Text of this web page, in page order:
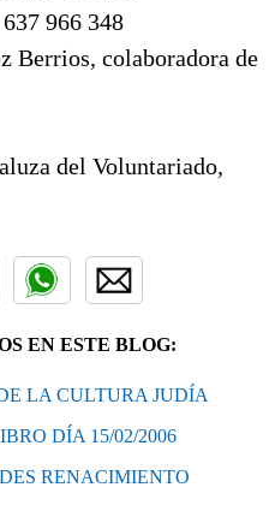
966 348
Berrios, colaboradora de
del Voluntariado,
EN ESTE BLOG:
LA CULTURA JUDÍA
DÍA 15/02/2006
RENACIMIENTO